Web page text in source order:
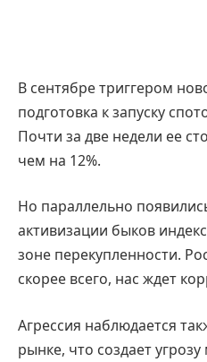
В сентябре триггером
подготовка к запуску
Почти за две недели ее
чем на 12%.
Но параллельно
активизации быков
зоне перекупленности.
скорее всего, нас ждет
Агрессия наблюдается
рынке, что создает